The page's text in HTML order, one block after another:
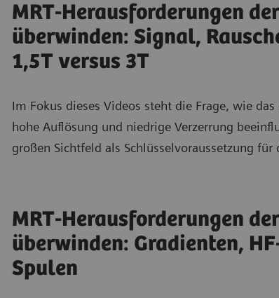
MRT-Herausforderungen
überwinden: Signal,
1,5T versus 3T
Im Fokus dieses Videos steht die Frage, wie
hohe Auflösung und niedrige Verzerrung
großen Sichtfeld als Schlüsselvoraussetzung für
MRT-Herausforderungen
überwinden: Gradienten,
Spulen